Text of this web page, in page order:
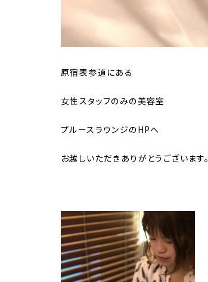
原宿表参道にある
女性スタッフのみの美容室
プルースラウンジのHPへ
お越しいただきありがとうございます。